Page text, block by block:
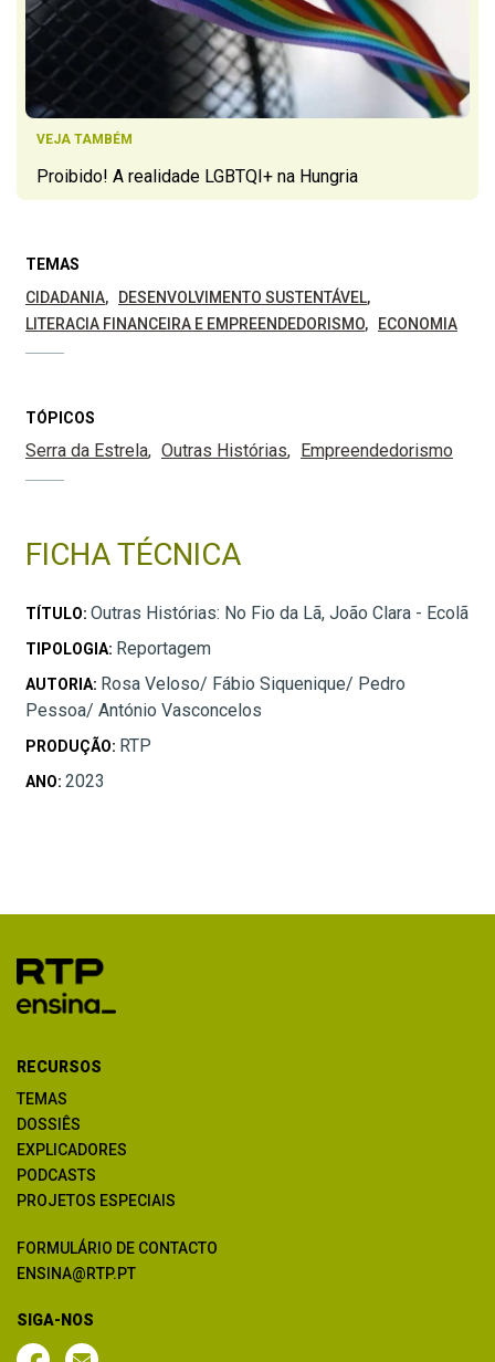
VEJA TAMBÉM
Proibido! A realidade LGBTQI+ na Hungria
TEMAS
CIDADANIA
DESENVOLVIMENTO SUSTENTÁVEL
LITERACIA FINANCEIRA E EMPREENDEDORISMO
ECONOMIA
TÓPICOS
Serra da Estrela Outras Histórias Empreendedorismo
FICHA TÉCNICA
TÍTULO: Outras Histórias: No Fio da Lã, João Clara - Ecolã
TIPOLOGIA: Reportagem
AUTORIA: Rosa Veloso/ Fábio Siquenique/ Pedro
Pessoa/ António Vasconcelos
PRODUÇÃO: RTP
ANO: 2023
RECURSOS
TEMAS
DOSSIÊS
EXPLICADORES
PODCASTS
PROJETOS ESPECIAIS
FORMULÁRIO DE CONTACTO
ENSINA@RTP.PT
SIGA-NOS